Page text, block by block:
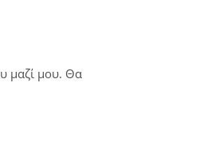
μαζί μου. Θα